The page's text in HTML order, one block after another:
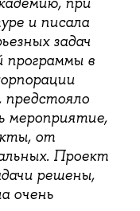
и писала
задач
программы в
мероприятие,
от
Проект
решены,
очень